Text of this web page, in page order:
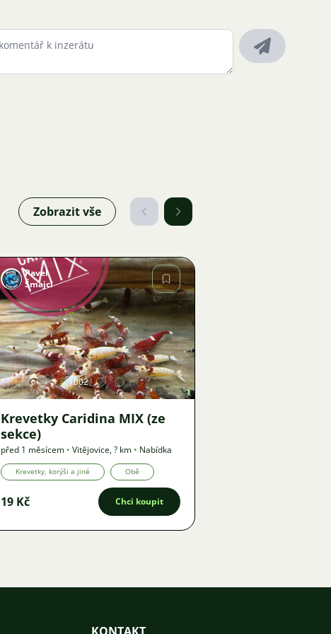
Zobrazit vše
Obrázek
Pavel
Šmajcl
1002
Krevetky Caridina MIX (ze
sekce)
před 1 měsícem • Vitějovice,? km • Nabídka
Krevetky, korýši a jiné Obě
19 Kč Chci koupit